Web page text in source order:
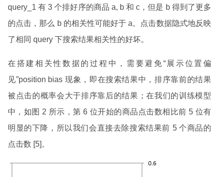
query_1 有 3 个排好序的商品 a, b 和 c，但是 b 得到了更多
的点击，那么 b 的相关性可能好于 a。点击数据隐式地反映
了相同 query 下搜索结果相关性的好坏。
在搭建相关性数据的过程中，需要避免“展示位置偏
见”position bias 现象，即在搜索结果中，排序靠前的结果
被点击的概率会大于排序靠后的结果；在我们的训练模型
中，如图 2 所示，第 6 位开始的商品点击数相比前 5 位有
明显的下降，所以我们会直接去除搜索结果前 5 个商品的
点击数 [5]。